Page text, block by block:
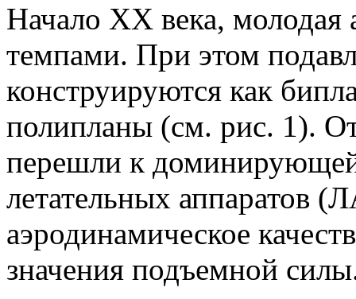
Начало ХХ века, молодая
темпами. При этом
конструируются как
полипланы (см. рис. 1).
перешли к
летательных аппаратов
аэродинамическое
значения подъемной